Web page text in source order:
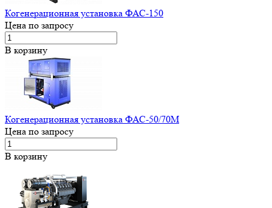
Когенерационная установка ФАС-150
Цена по запросу
В корзину
Когенерационная установка ФАС-50/70М
Цена по запросу
В корзину